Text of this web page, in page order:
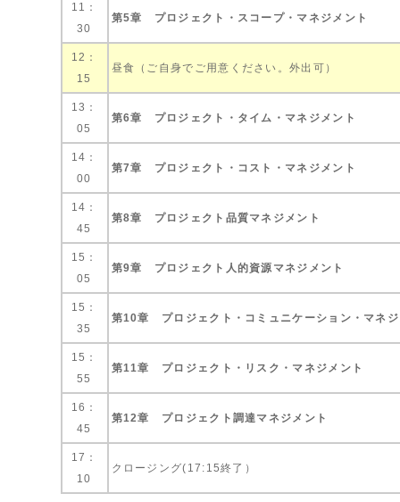
11：
30
第5章 プロジェクト・スコープ・マネジメント
12：
15
昼食（ご自身でご用意ください。外出可）
13：
05
第6章 プロジェクト・タイム・マネジメント
14：
00
第7章 プロジェクト・コスト・マネジメント
14：
45
第8章 プロジェクト品質マネジメント
15：
05
第9章 プロジェクト人的資源マネジメント
15：
35
第10章 プロジェクト・コミュニケーション・マネ
15：
55
第11章 プロジェクト・リスク・マネジメント
16：
45
第12章 プロジェクト調達マネジメント
17：
10
クロージング(17:15終了）